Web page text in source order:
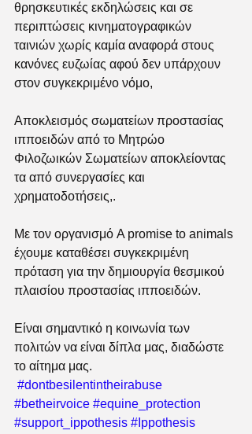
θρησκευτικές εκδηλώσεις και σε
περιπτώσεις κινηματογραφικών
ταινιών χωρίς καμία αναφορά στους
κανόνες ευζωίας αφού δεν υπάρχουν
στον συγκεκριμένο νόμο,
Αποκλεισμός σωματείων προστασίας
ιπποειδών από το Μητρώο
Φιλοζωικών Σωματείων αποκλείοντας
τα από συνεργασίες και
χρηματοδοτήσεις,.
Με τον οργανισμό A promise to animals
έχουμε καταθέσει συγκεκριμένη
πρόταση για την δημιουργία θεσμικού
πλαισίου προστασίας ιπποειδών.
Είναι σημαντικό η κοινωνία των
πολιτών να είναι δίπλα μας, διαδώστε
το αίτημα μας.
#dontbesilentintheirabuse
#betheirvoice #equine_protection
#support_ippothesis #Ippothesis